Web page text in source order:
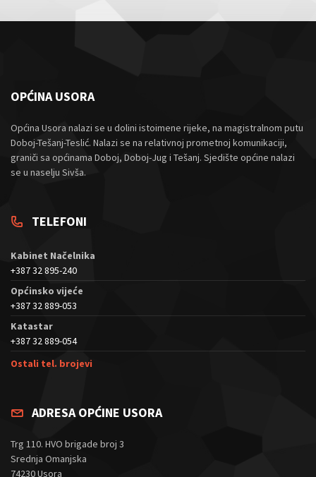
OPĆINA USORA
Općina Usora nalazi se u dolini istoimene rijeke, na magistralnom putu
Doboj-Tešanj-Teslić. Nalazi se na relativnoj prometnoj komunikaciji,
graniči sa općinama Doboj, Doboj-Jug i Tešanj. Sjedište općine nalazi
se u naselju Sivša.
TELEFONI
Kabinet Načelnika
+387 32 895-240
Općinsko vijeće
+387 32 889-053
Katastar
+387 32 889-054
Ostali tel. brojevi
ADRESA OPĆINE USORA
Trg 110. HVO brigade broj 3
Srednja Omanjska
74230 Usora